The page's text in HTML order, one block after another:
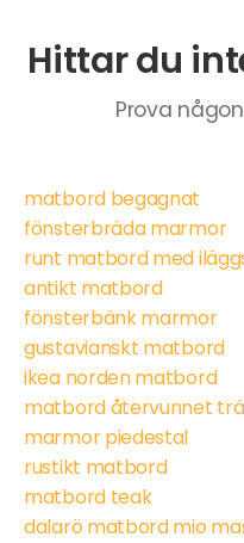
Hittar du
Prova
matbord begagnat
fönsterbräda marmor
runt matbord med
antikt matbord
fönsterbänk marmor
gustavianskt matbord
ikea norden matbord
matbord återvunnet trä
marmor piedestal
rustikt matbord
matbord teak
dalarö matbord mio